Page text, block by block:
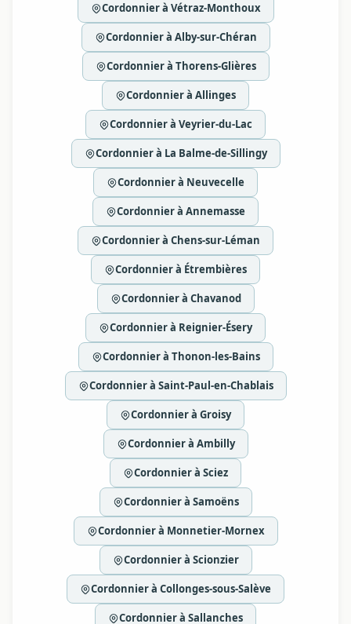
Cordonnier à Vétraz-Monthoux
Cordonnier à Alby-sur-Chéran
Cordonnier à Thorens-Glières
Cordonnier à Allinges
Cordonnier à Veyrier-du-Lac
Cordonnier à La Balme-de-Sillingy
Cordonnier à Neuvecelle
Cordonnier à Annemasse
Cordonnier à Chens-sur-Léman
Cordonnier à Étrembières
Cordonnier à Chavanod
Cordonnier à Reignier-Ésery
Cordonnier à Thonon-les-Bains
Cordonnier à Saint-Paul-en-Chablais
Cordonnier à Groisy
Cordonnier à Ambilly
Cordonnier à Sciez
Cordonnier à Samoëns
Cordonnier à Monnetier-Mornex
Cordonnier à Scionzier
Cordonnier à Collonges-sous-Salève
Cordonnier à Sallanches